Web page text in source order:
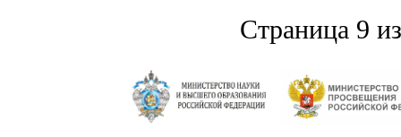
Страница 9